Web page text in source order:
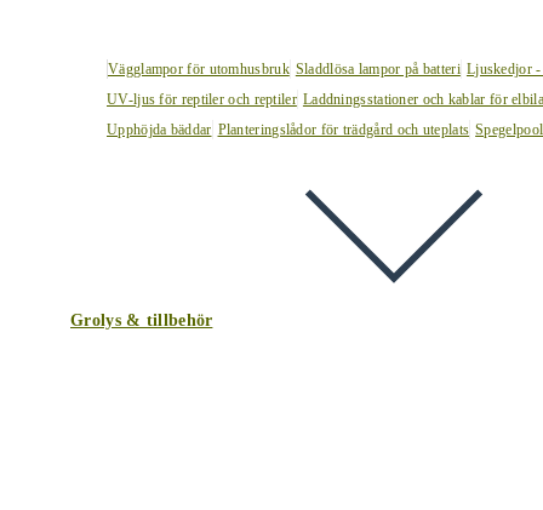
Vägglampor för utomhusbruk Sladdlösa lampor på batteri Ljuskedjor
UV-ljus för reptiler och reptiler Laddningsstationer och kablar för
Upphöjda bäddar Planteringslådor för trädgård och uteplats Spegelpool
Grolys & tillbehör